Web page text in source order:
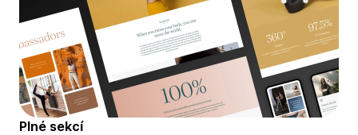
Plné sekcí